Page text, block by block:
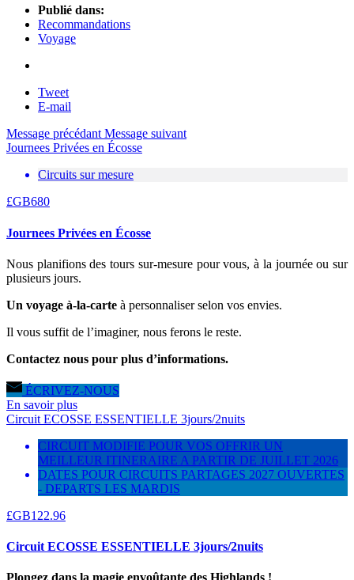
Publié dans:
Recommandations
Voyage
Tweet
E-mail
Message précédant Message suivant
Journees Privées en Écosse
Circuits sur mesure
£GB680
Journees Privées en Écosse
Nous planifions des tours sur-mesure pour vous, à la journée ou sur
plusieurs jours.
Un voyage à-la-carte à personnaliser selon vos envies.
Il vous suffit de l’imaginer, nous ferons le reste.
Contactez nous pour plus d’informations.
ÉCRIVEZ-NOUS
En savoir plus
Circuit ECOSSE ESSENTIELLE 3jours/2nuits
CIRCUIT MODIFIE POUR VOS OFFRIR UN
MEILLEUR ITINERAIRE A PARTIR DE JUILLET 2026
DATES POUR CIRCUITS PARTAGES 2027 OUVERTES
- DEPARTS LES MARDIS
£GB122.96
Circuit ECOSSE ESSENTIELLE 3jours/2nuits